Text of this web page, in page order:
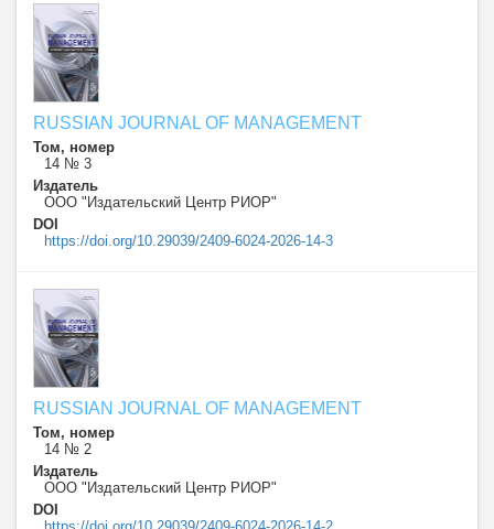
RUSSIAN JOURNAL OF MANAGEMENT
Том, номер
14 № 3
Издатель
ООО "Издательский Центр РИОР"
DOI
https://doi.org/10.29039/2409-6024-2026-14-3
RUSSIAN JOURNAL OF MANAGEMENT
Том, номер
14 № 2
Издатель
ООО "Издательский Центр РИОР"
DOI